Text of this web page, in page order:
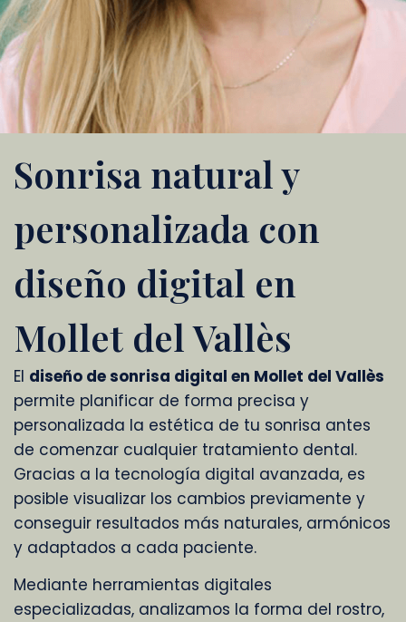
Sonrisa natural y
personalizada con
diseño digital en
Mollet del Vallès
El diseño de sonrisa digital en Mollet del Vallès
permite planificar de forma precisa y
personalizada la estética de tu sonrisa antes
de comenzar cualquier tratamiento dental.
Gracias a la tecnología digital avanzada, es
posible visualizar los cambios previamente y
conseguir resultados más naturales, armónicos
y adaptados a cada paciente.
Mediante herramientas digitales
especializadas, analizamos la forma del rostro,